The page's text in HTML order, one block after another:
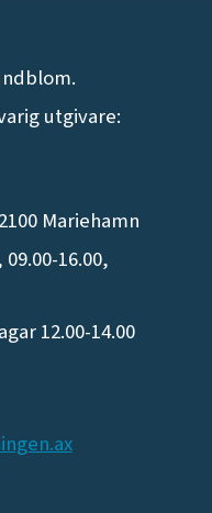
utgivare:
Mariehamn
09.00-16.00,
12.00-14.00